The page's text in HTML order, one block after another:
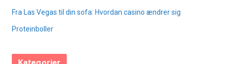
Fra Las Vegas til din sofa: Hvordan casino ændrer sig
Proteinboller